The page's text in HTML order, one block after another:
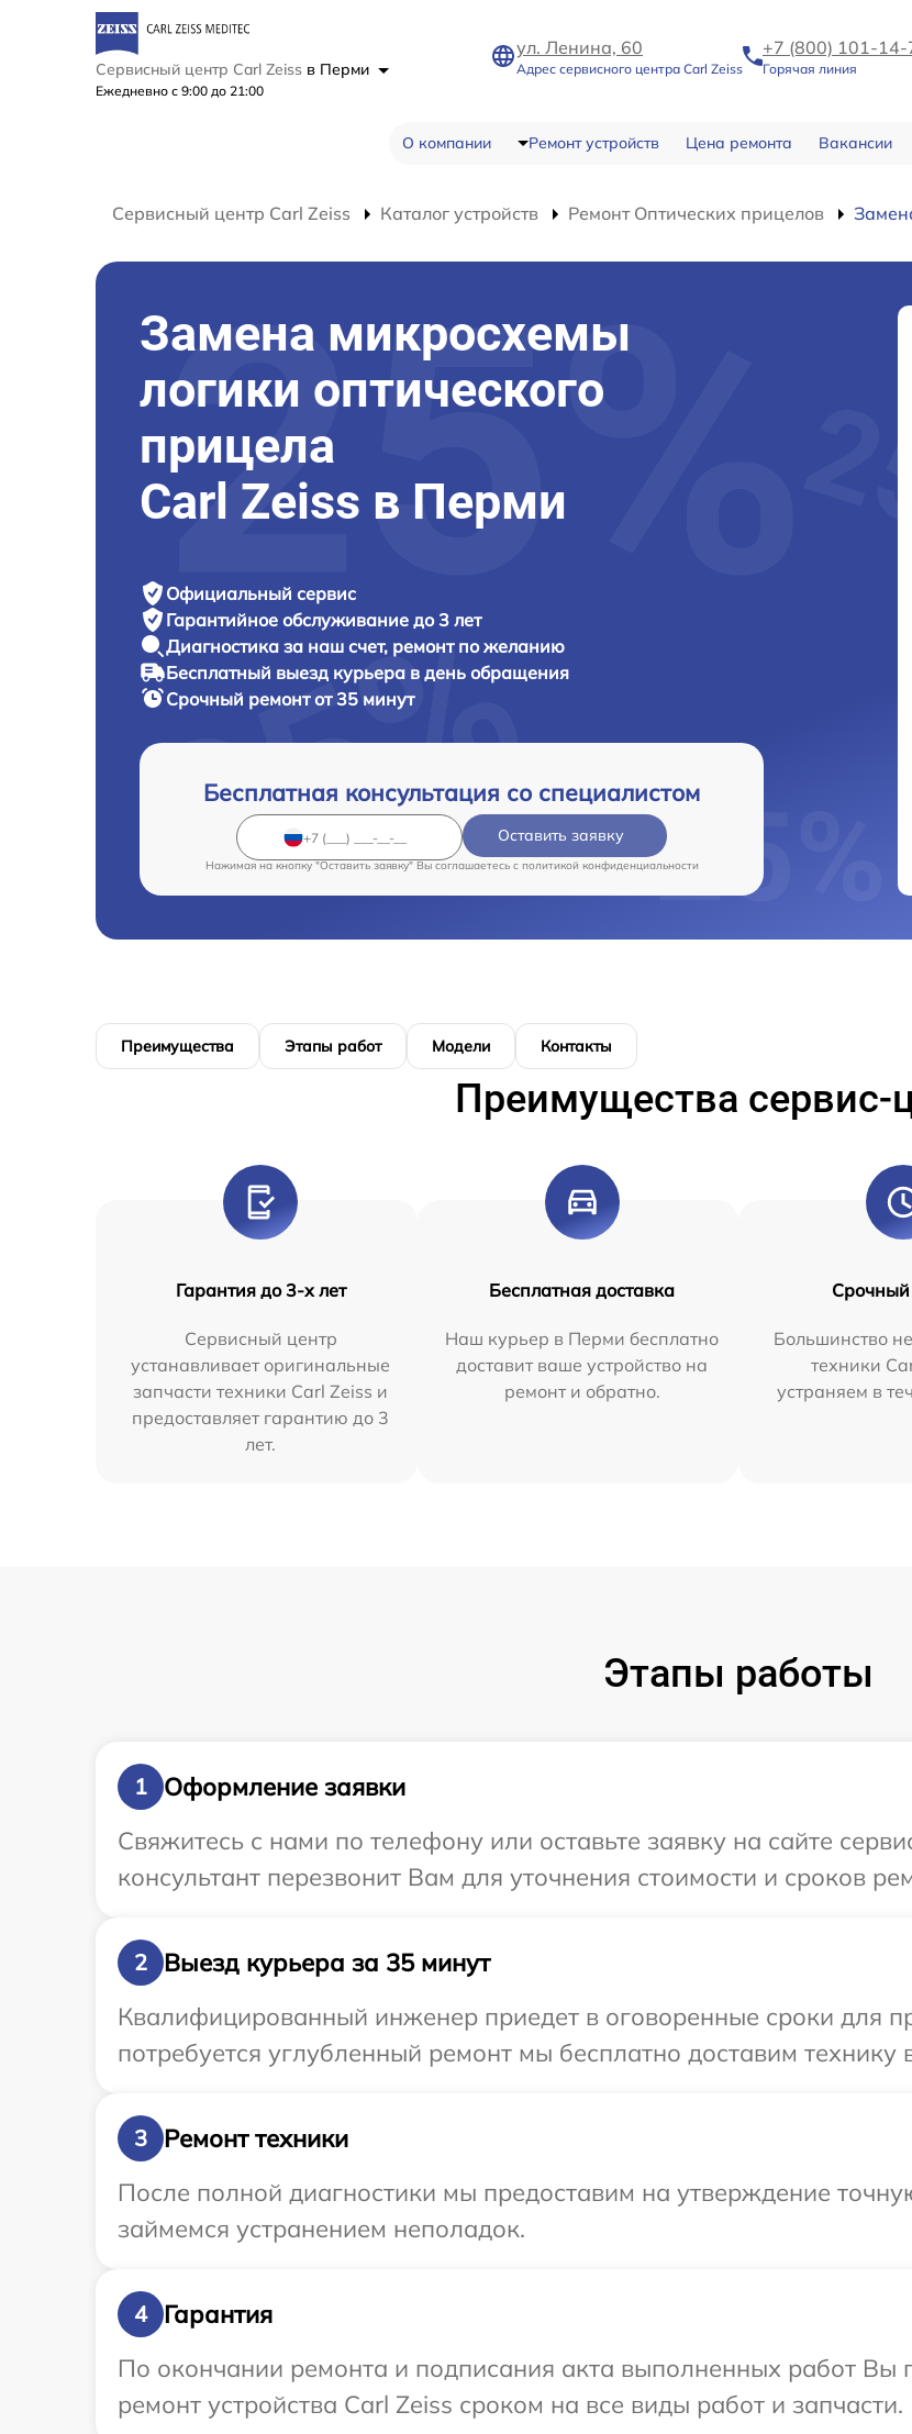
Сервисный центр Carl Zeiss в Перми
Ежедневно с 9:00 до 21:00
ул. Ленина, 60
Адрес сервисного центра Carl Zeiss
+7 (800) 101-14-
Горячая линия
О компании Ремонт устройств Цена ремонта Вакансии
Сервисный центр Carl Zeiss Каталог устройств Ремонт Оптических прицелов
Замена микросхемы
логики оптического
прицела
Carl Zeiss в Перми
Официальный сервис
Гарантийное обслуживание до 3 лет
Диагностика за наш счет, ремонт по желанию
Бесплатный выезд курьера в день обращения
Срочный ремонтот 35 минут
Бесплатная консультация со специалистом
Оставить заявку
Нажимая на кнопку "Оставить заявку" Вы соглашаетесь c политикой конфиденциальности
Преимущества Этапы работ Модели Контакты
Преимущества сервис-
Гарантия до 3-х лет
Сервисный центр
устанавливает оригинальные
запчасти техники Carl Zeiss и
предоставляет гарантию до 3
лет.
Бесплатная доставка
Наш курьер в Перми бесплатно
доставит ваше устройство на
ремонт и обратно.
Срочный
Большинство
техники
устраняем в
Этапы работы
1
Оформление заявки
Свяжитесь с нами по телефону или оставьте заявку на сайте
консультант перезвонит Вам для уточнения стоимости и сроков
2
Выезд курьера за 35 минут
Квалифицированный инженер приедет в оговоренные сроки для
потребуется углубленный ремонт мы бесплатно доставим технику
3
Ремонт техники
После полной диагностики мы предоставим на утверждение
займемся устранением неполадок.
4
Гарантия
По окончании ремонта и подписания акта выполненных работ
ремонт устройства Carl Zeiss сроком на все виды работ и запчасти.